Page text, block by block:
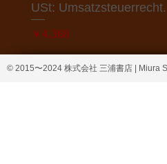
USt:
価格
￥4,368
© 2015〜2024 株式会社 三浦書店 | Miura